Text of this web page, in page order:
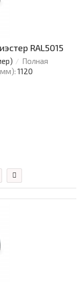
RAL5015
Полная
1120